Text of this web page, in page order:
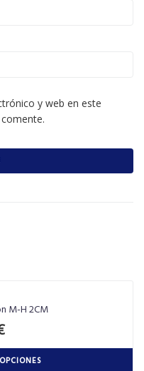
y web en este
M-H 2CM